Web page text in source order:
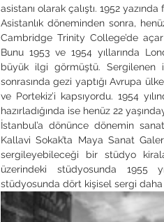
asistanı olarak çalıştı. 1952
Asistanlık döneminden sonra,
Cambridge Trinity College’de
Bunu 1953 ve 1954 yıllarında
büyük ilgi görmüştü. Sergilenen
sonrasında gezi yaptığı Avrupa
ve Portekiz’i kapsıyordu. 1954
hazırladığında ise henüz 22
İstanbul’a dönünce dönemin
Kallavi Sokak’ta Maya Sanat
sergileyebileceği bir stüdyo
üzerindeki stüdyosunda 1955
stüdyosunda dört kişisel sergi daha